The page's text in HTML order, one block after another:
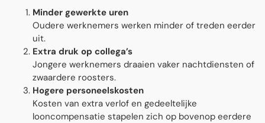
Minder gewerkte uren
Oudere werknemers werken minder of treden eerder
uit.
Extra druk op collega’s
Jongere werknemers draaien vaker nachtdiensten of
zwaardere roosters.
Hogere personeelskosten
Kosten van extra verlof en gedeeltelijke
looncompensatie stapelen zich op bovenop eerdere